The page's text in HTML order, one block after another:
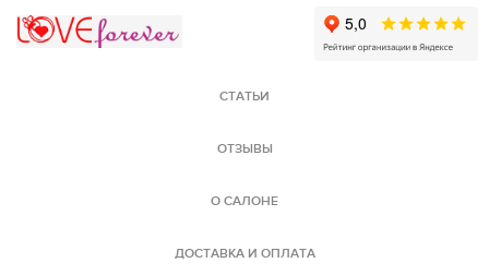
СТАТЬИ
ОТЗЫВЫ
О САЛОНЕ
ДОСТАВКА И ОПЛАТА